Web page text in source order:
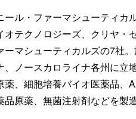
ル・ファーマシューティカ
テクノロジーズ、クリヤ・
ーマシューティカルズの7社
、ノースカロライナ各州に立
、細胞培養バイオ医薬品、
原薬、無菌注射剤などを製